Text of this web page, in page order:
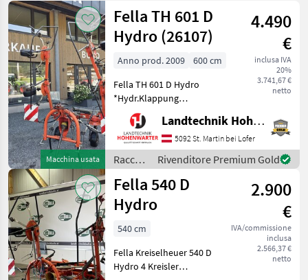
ricerca
Categoria 4 Paese Filtri
PERCORSO
ATTUALE
Settore
agricolo
Raccolta
Mangimi
Voltafieno
Fella
SCEGLI
CATEGORIA
Fella
Reimposta
Mostra
117
risultati
Macchina usata
Fella TH 601 D
Hydro (26107)
4.490
€
inclusa IVA
20%
3.741,67 €
netto
Anno prod. 2009
600 cm
Fella TH 601 D Hydro
*Hydr.Klappung
*Gelenkwelle *Warnrafeln
Nachstehend finden Sie
ähnliche Suchbegriffe und
alternative Bezeichnungen
für Kreisler Keywords: Kreis
Landtechnik Hohenwarter GmbH
5092 St. Martin bei Lofer
Raccolta
mangimi
/ Fella
Rivenditore Premium Gold
Fella 540 D
Hydro
2.900
€
IVA/commissione
inclusa
2.566,37 €
netto
540 cm
Fella Kreiselheuer 540 D
Hydro 4 Kreisler